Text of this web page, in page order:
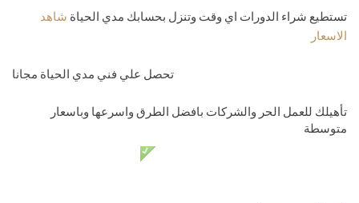
تستطيع شراء الدورات اي وقت وتنزل بحسابك مدي الحياة شاهد
الاسعار
تحصل علي فني مدي الحياة مجانا
تأهيلك للعمل الحر والشركات بافضل الطرق واسرعها وباسعار
متوسطة